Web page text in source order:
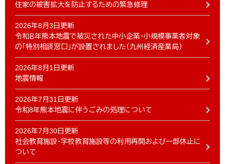
住家の被害拡大を防止するための緊急修理
2026年8月3日更新
令和８年熊本地震で被災された中小企業・小規模事業者対象
の「特別相談窓口」が設置されました（九州経済産業局）
2026年8月1日更新
地震情報
2026年7月31日更新
令和8年熊本地震に伴うごみの処理について
2026年7月30日更新
社会教育施設・学校教育施設等の利用再開および一部休止に
ついて